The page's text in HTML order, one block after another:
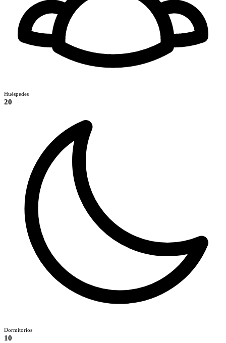
Huéspedes
20
Dormitorios
10